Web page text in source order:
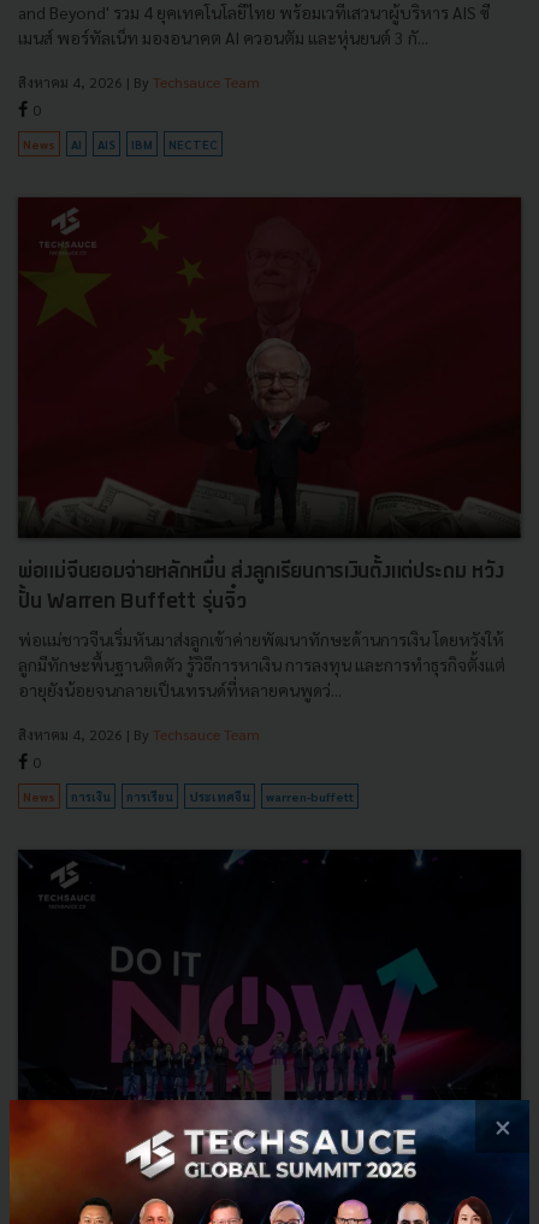
and Beyond' รวม 4 ยุคเทคโนโลยีไทย พร้อมเวทีเสวนาผู้บริหาร AIS ซี
เมนส์ พอร์ทัลเน็ท มองอนาคต AI ควอนตัม และหุ่นยนต์ 3 กั...
สิงหาคม 4, 2026 | By Techsauce Team
0
News AI AIS IBM NECTEC
พ่อแม่จีนยอมจ่ายหลักหมื่น ส่งลูกเรียนการเงินตั้งแต่ประถม หวัง
ปั้น Warren Buffett รุ่นจิ๋ว
พ่อแม่ชาวจีนเริ่มหันมาส่งลูกเข้าค่ายพัฒนาทักษะด้านการเงิน โดยหวังให้
ลูกมีทักษะพื้นฐานติดตัว รู้วิธีการหาเงิน การลงทุน และการทำธุรกิจตั้งแต่
อายุยังน้อยจนกลายเป็นเทรนด์ที่หลายคนพูดว่...
สิงหาคม 4, 2026 | By Techsauce Team
0
News การเงิน การเรียน ประเทศจีน warren-buffett
×